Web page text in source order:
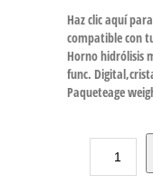
Haz clic aquí
compatible con
Horno hidrólisis
func.
Paqueteage